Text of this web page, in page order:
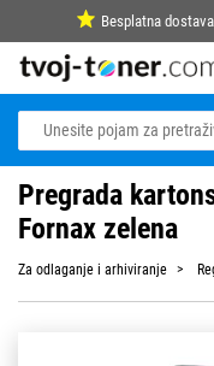
Besplatna dostava
Pregrada
Fornax zelena
Za odlaganje i arhiviranje